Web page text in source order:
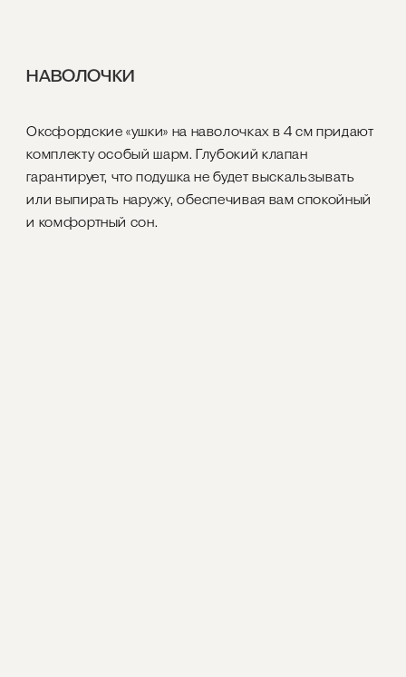
НАВОЛОЧКИ
Оксфордские «ушки» на наволочках в 4 см придают
комплекту особый шарм. Глубокий клапан
гарантирует, что подушка не будет выскальзывать
или выпирать наружу, обеспечивая вам спокойный
и комфортный сон.